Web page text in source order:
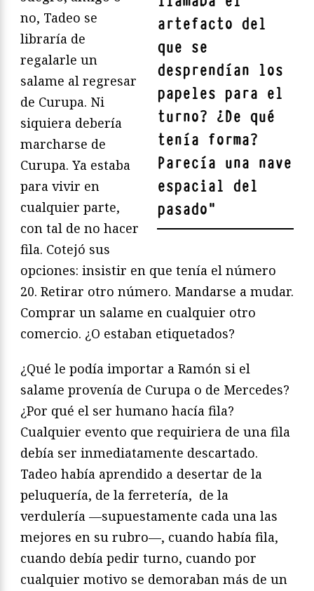
artefacto del
que se
desprendían los
papeles para el
turno? ¿De qué
tenía forma?
Parecía una nave
espacial del
pasado"
no, Tadeo se
libraría de
regalarle un
salame al regresar
de Curupa. Ni
siquiera debería
marcharse de
Curupa. Ya estaba
para vivir en
cualquier parte,
con tal de no hacer
fila. Cotejó sus
opciones: insistir en que tenía el número
20. Retirar otro número. Mandarse a mudar.
Comprar un salame en cualquier otro
comercio. ¿O estaban etiquetados?
¿Qué le podía importar a Ramón si el
salame provenía de Curupa o de Mercedes?
¿Por qué el ser humano hacía fila?
Cualquier evento que requiriera de una fila
debía ser inmediatamente descartado.
Tadeo había aprendido a desertar de la
peluquería, de la ferretería, de la
verdulería —supuestamente cada una las
mejores en su rubro—, cuando había fila,
cuando debía pedir turno, cuando por
cualquier motivo se demoraban más de un